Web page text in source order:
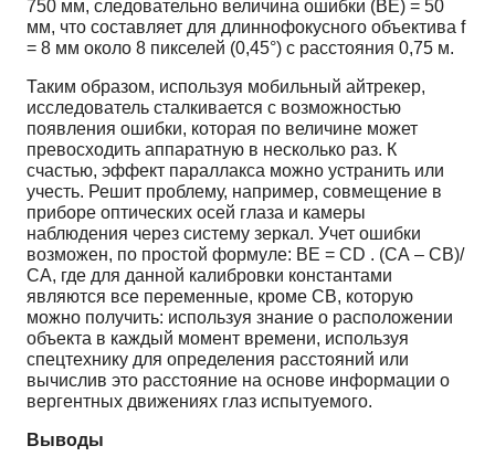
750 мм, следовательно величина ошибки (ВЕ) = 50
мм, что составляет для длиннофокусного объектива f
= 8 мм около 8 пикселей (0,45°) с расстояния 0,75 м.
Таким образом, используя мобильный айтрекер,
исследователь сталкивается с возможностью
появления ошибки, которая по величине может
превосходить аппаратную в несколько раз. К
счастью, эффект параллакса можно устранить или
учесть. Решит проблему, например, совмещение в
приборе оптических осей глаза и камеры
наблюдения через систему зеркал. Учет ошибки
возможен, по простой формуле: ВЕ = СD . (СА – СВ)/
СА, где для данной калибровки константами
являются все переменные, кроме СВ, которую
можно получить: используя знание о расположении
объекта в каждый момент времени, используя
спецтехнику для определения расстояний или
вычислив это расстояние на основе информации о
вергентных движениях глаз испытуемого.
Выводы